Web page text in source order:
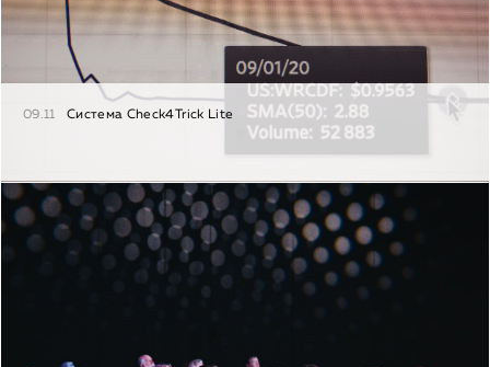
09.11 Система Check4Trick Lite